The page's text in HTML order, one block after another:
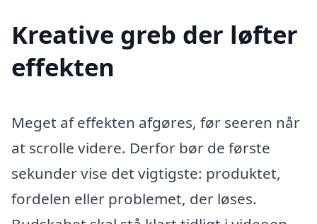
Kreative greb der løfter
effekten
Meget af effekten afgøres, før seeren når
at scrolle videre. Derfor bør de første
sekunder vise det vigtigste: produktet,
fordelen eller problemet, der løses.